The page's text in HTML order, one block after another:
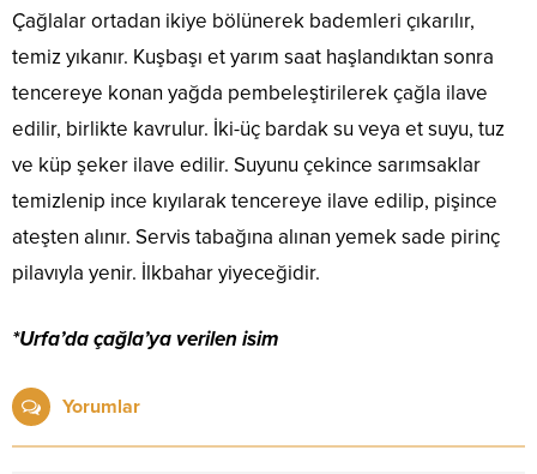
Çağlalar ortadan ikiye bölünerek bademleri çıkarılır,
temiz yıkanır. Kuşbaşı et yarım saat haşlandıktan sonra
tencereye konan yağda pembeleştirilerek çağla ilave
edilir, birlikte kavrulur. İki-üç bardak su veya et suyu, tuz
ve küp şeker ilave edilir. Suyunu çekince sarımsaklar
temizlenip ince kıyılarak tencereye ilave edilip, pişince
ateşten alınır. Servis tabağına alınan yemek sade pirinç
pilavıyla yenir. İlkbahar yiyeceğidir.
*Urfa’da çağla’ya verilen isim
Yorumlar